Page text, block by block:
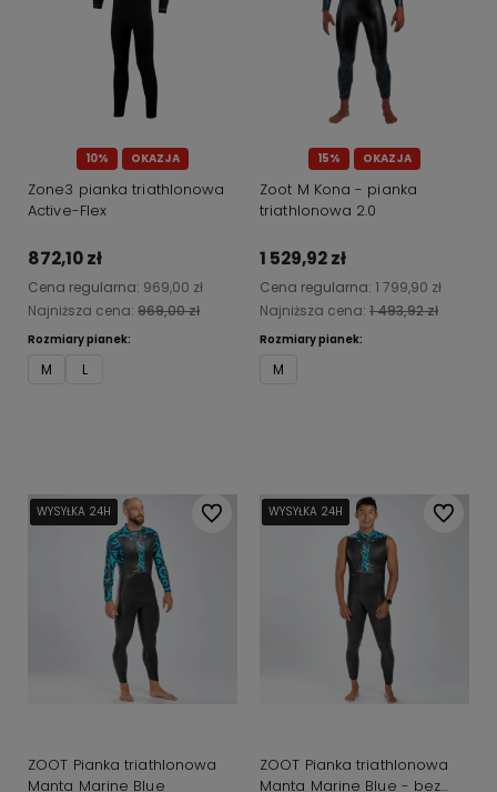
10% OKAZJA
Zone3 pianka triathlonowa
Active-Flex
872,10 zł
Cena regularna: 969,00 zł
Najniższa cena: 969,00 zł
Rozmiary pianek:
M L
15% OKAZJA
Zoot M Kona - pianka
triathlonowa 2.0
1 529,92 zł
Cena regularna: 1 799,90 zł
Najniższa cena: 1 493,92 zł
Rozmiary pianek:
M
WYSYŁKA 24H
WYSYŁKA 24H
WYSYŁKA 24H
WYSYŁKA 24H
ZOOT Pianka triathlonowa
Manta Marine Blue
Do ulubionychWYSYŁKA 24H
WYSYŁKA 24H
WYSYŁKA 24H
WYSYŁKA 24H
ZOOT Pianka triathlonowa
Manta Marine Blue - bez
Do